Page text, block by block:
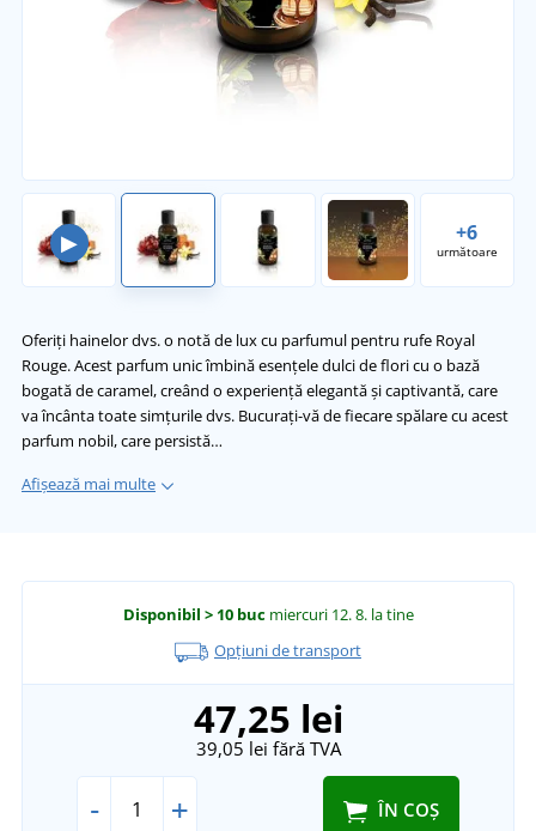
▶ +6
următoare
Oferiți hainelor dvs. o notă de lux cu parfumul pentru rufe Royal
Rouge. Acest parfum unic îmbină esențele dulci de flori cu o bază
bogată de caramel, creând o experiență elegantă și captivantă, care
va încânta toate simțurile dvs. Bucurați-vă de fiecare spălare cu acest
parfum nobil, care persistă…
Afișează mai multe
Disponibil > 10 buc miercuri 12. 8. la tine
Opțiuni de transport
47,25 lei
39,05 lei fără TVA
- + ÎN COȘ